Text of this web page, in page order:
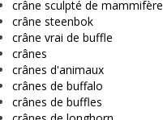
crâne sculpté de mammifère
crâne steenbok
crâne vrai de buffle
crânes
crânes d'animaux
crânes de buffalo
crânes de buffles